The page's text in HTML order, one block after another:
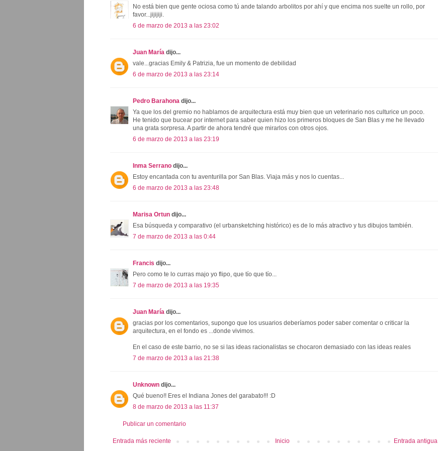
No está bien que gente ociosa como tú ande talando arbolitos por ahí y que encima nos suelte un rollo, por
favor...jijijiji.
6 de marzo de 2013 a las 23:02
Juan María dijo...
vale...gracias Emily & Patrizia, fue un momento de debilidad
6 de marzo de 2013 a las 23:14
Pedro Barahona dijo...
Ya que los del gremio no hablamos de arquitectura está muy bien que un veterinario nos culturice un poco.
He tenido que bucear por internet para saber quien hizo los primeros bloques de San Blas y me he llevado
una grata sorpresa. A partir de ahora tendré que mirarlos con otros ojos.
6 de marzo de 2013 a las 23:19
Inma Serrano dijo...
Estoy encantada con tu aventurilla por San Blas. Viaja más y nos lo cuentas...
6 de marzo de 2013 a las 23:48
Marisa Ortun dijo...
Esa búsqueda y comparativo (el urbansketching histórico) es de lo más atractivo y tus dibujos también.
7 de marzo de 2013 a las 0:44
Francis dijo...
Pero como te lo curras majo yo flipo, que tío que tío...
7 de marzo de 2013 a las 19:35
Juan María dijo...
gracias por los comentarios, supongo que los usuarios deberíamos poder saber comentar o criticar la
arquitectura, en el fondo es ...donde vivimos.
En el caso de este barrio, no se si las ideas racionalistas se chocaron demasiado con las ideas reales
7 de marzo de 2013 a las 21:38
Unknown dijo...
Qué bueno!! Eres el Indiana Jones del garabato!!! :D
8 de marzo de 2013 a las 11:37
Publicar un comentario
Entrada más reciente Entrada antigua
Inicio